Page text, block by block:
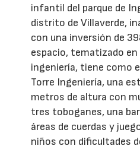
infantil del parque de
distrito de Villaverde,
con una inversión de
espacio, tematizado
ingeniería, tiene como
Torre Ingeniería, una
metros de altura con
tres toboganes, una
áreas de cuerdas y
niños con dificultades